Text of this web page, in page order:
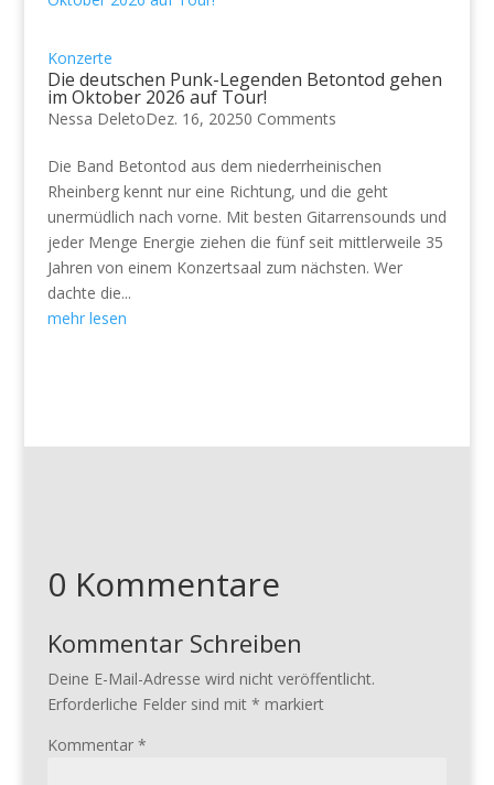
Konzerte
Die deutschen Punk-Legenden Betontod gehen
im Oktober 2026 auf Tour!
Nessa DeletoDez. 16, 20250 Comments
Die Band Betontod aus dem niederrheinischen
Rheinberg kennt nur eine Richtung, und die geht
unermüdlich nach vorne. Mit besten Gitarrensounds und
jeder Menge Energie ziehen die fünf seit mittlerweile 35
Jahren von einem Konzertsaal zum nächsten. Wer
dachte die...
mehr lesen
0 Kommentare
Kommentar Schreiben
Deine E-Mail-Adresse wird nicht veröffentlicht.
Erforderliche Felder sind mit * markiert
Kommentar *